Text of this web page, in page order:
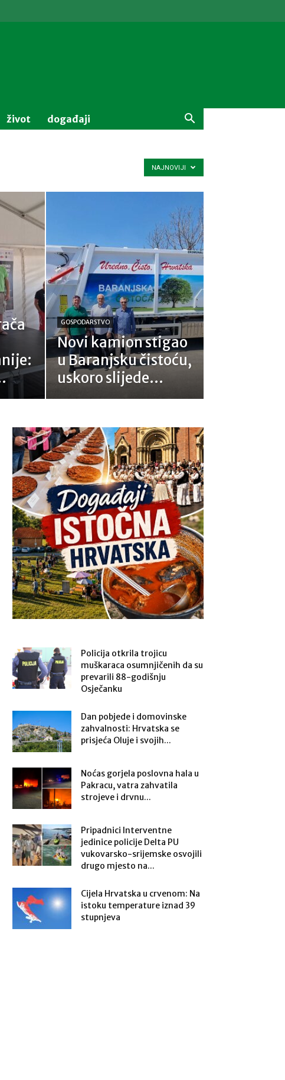
život događaji
NAJNOVIJI
GOSPODARSTVO
Novi kamion stigao
u Baranjsku čistoću,
uskoro slijede...
Policija otkrila trojicu
muškaraca osumnjičenih da su
prevarili 88-godišnju
Osječanku
Dan pobjede i domovinske
zahvalnosti: Hrvatska se
prisjeća Oluje i svojih...
Noćas gorjela poslovna hala u
Pakracu, vatra zahvatila
strojeve i drvnu...
Pripadnici Interventne
jedinice policije Delta PU
vukovarsko-srijemske osvojili
drugo mjesto na...
Cijela Hrvatska u crvenom: Na
istoku temperature iznad 39
stupnjeva